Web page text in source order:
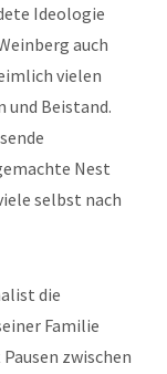
Ideologie
auch
vielen
Beistand.
Nest
selbst nach
die
Familie
zwischen